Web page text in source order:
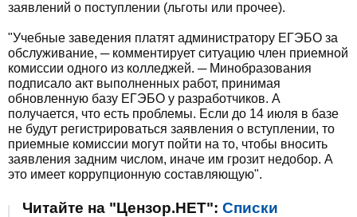
заявлений о поступлении (льготы или прочее).
"Учебные заведения платят администратору ЕГЭБО за
обслуживание, ─ комментирует ситуацию член приемной
комиссии одного из колледжей. ─ Минобразования
подписало акт выполненных работ, принимая
обновленную базу ЕГЭБО у разработчиков. А
получается, что есть проблемы. Если до 14 июля в базе
не будут регистрироваться заявления о вступлении, то
приемные комиссии могут пойти на то, чтобы вносить
заявления задним числом, иначе им грозит недобор. А
это имеет коррупционную составляющую".
Читайте на "Цензор.НЕТ": Списки